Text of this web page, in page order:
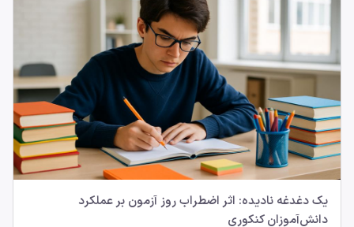
یک دغدغه‌ نادیده: اثر اضطراب روز آزمون بر عملکرد
دانش‌آموزان کنکوری